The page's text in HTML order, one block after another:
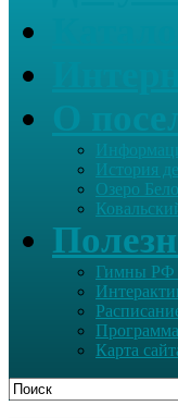
История
Озеро
Гимны РФ
Карта